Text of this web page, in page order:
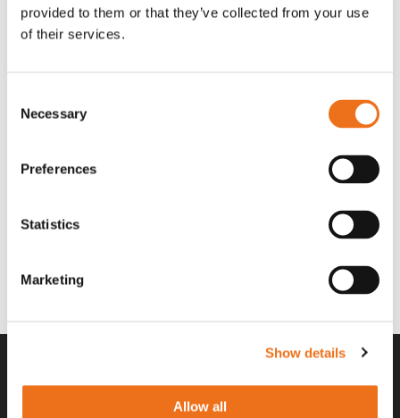
provided to them or that they’ve collected from your use
of their services.
Selection
Necessary
Preferences
Statistics
Marketing
Show details
Allow all
Lägg till i varukorg
Rotor teeth 8t/6k 7.5Gr/8 R6/14 Rotor teeth 8t/6k 0Gr/8 R6/14